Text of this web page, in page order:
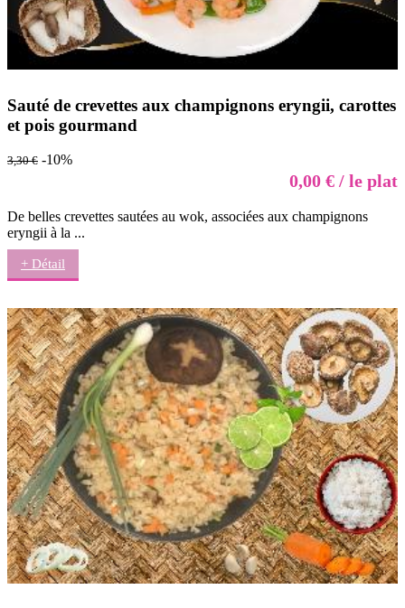
Sauté de crevettes aux champignons eryngii, carottes
et pois gourmand
3,30 € -10%
0,00 € / le plat
De belles crevettes sautées au wok, associées aux champignons
eryngii à la ...
+ Détail